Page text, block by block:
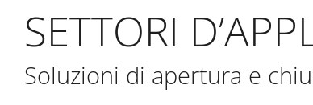
SETTORI
Soluzioni di apertura e